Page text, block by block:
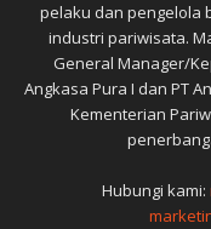
pelaku dan pengelola
industri pariwisata.
General Manager/
Angkasa Pura I dan PT
Kementerian
Hubungi kami: